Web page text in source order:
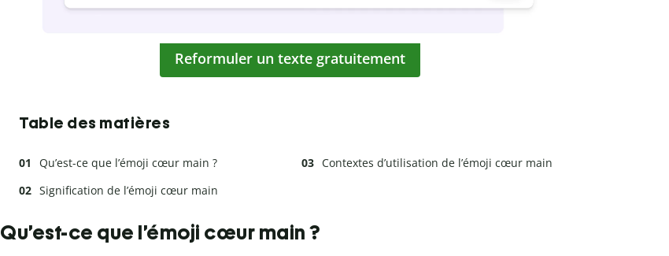
Reformuler un texte gratuitement
Table des matières
Qu’est-ce que l’émoji cœur main ?
Signification de l’émoji cœur main
Contextes d’utilisation de l’émoji cœur main
Qu’est-ce que l’émoji cœur main ?